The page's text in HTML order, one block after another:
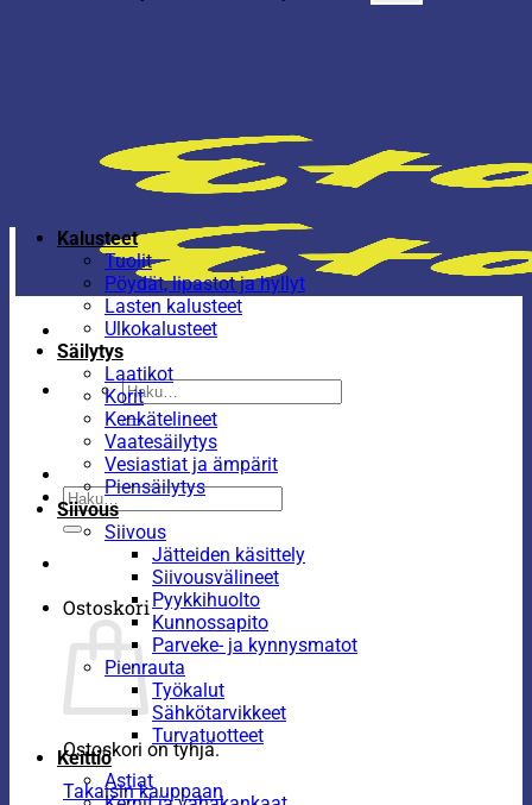
Etsi:
Etsi:
Ostoskori
Ostoskori on tyhjä.
Takaisin kauppaan
Kalusteet
Tuolit
Pöydät, lipastot ja hyllyt
Lasten kalusteet
Ulkokalusteet
Säilytys
Laatikot
Korit
Kenkätelineet
Vaatesäilytys
Vesiastiat ja ämpärit
Piensäilytys
Siivous
Siivous
Jätteiden käsittely
Siivousvälineet
Pyykkihuolto
Kunnossapito
Parveke- ja kynnysmatot
Pienrauta
Työkalut
Sähkötarvikkeet
Turvatuotteet
Keittiö
Astiat